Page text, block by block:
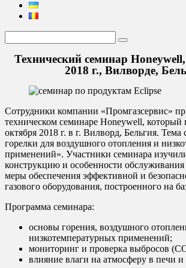
Технический семинар
2018 г., Вилворде,
Сотрудники компании «Промгазсервис»
техническом семинаре Honeywell, который
октября 2018 г. в г. Вилворд, Бельгия. Тема
горелки для воздушного отопления и
применений». Участники семинара
конструкцию и особенности обслуживания
меры обеспечения эффективной и
газового оборудования, построенного на
Программа семинара:
основы горения, воздушного
низкотемпературных применений;
мониторинг и проверка выбросов
влияние влаги на атмосферу в печи и